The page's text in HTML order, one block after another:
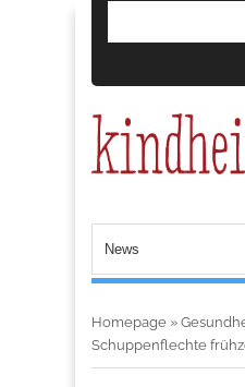
Homepage »
Schuppenflechte